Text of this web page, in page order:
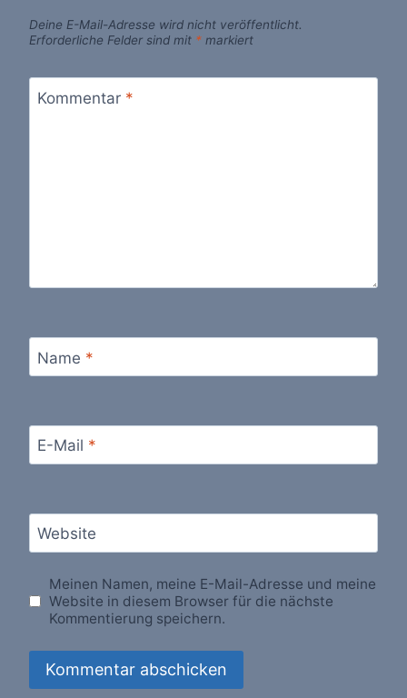
Deine E-Mail-Adresse wird nicht veröffentlicht.
Erforderliche Felder sind mit * markiert
Kommentar *
Name *
E-Mail *
Website
Meinen Namen, meine E-Mail-Adresse und meine
Website in diesem Browser für die nächste
Kommentierung speichern.